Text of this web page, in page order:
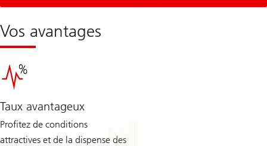
un
entretien-
conseil
étapes
Vos avantages
Taux avantageux
Profitez de conditions
attractives et de la dispense des